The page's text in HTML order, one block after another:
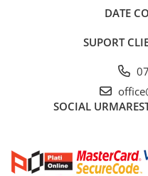
DATE
SUPORT
SOCIAL